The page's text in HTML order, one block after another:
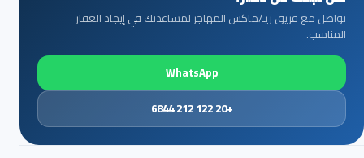
تواصل مع فريق ريـ/ماكس المهاجر لمساعدتك في إيجاد العقار
المناسب.
WhatsApp
+20 122 212 6844